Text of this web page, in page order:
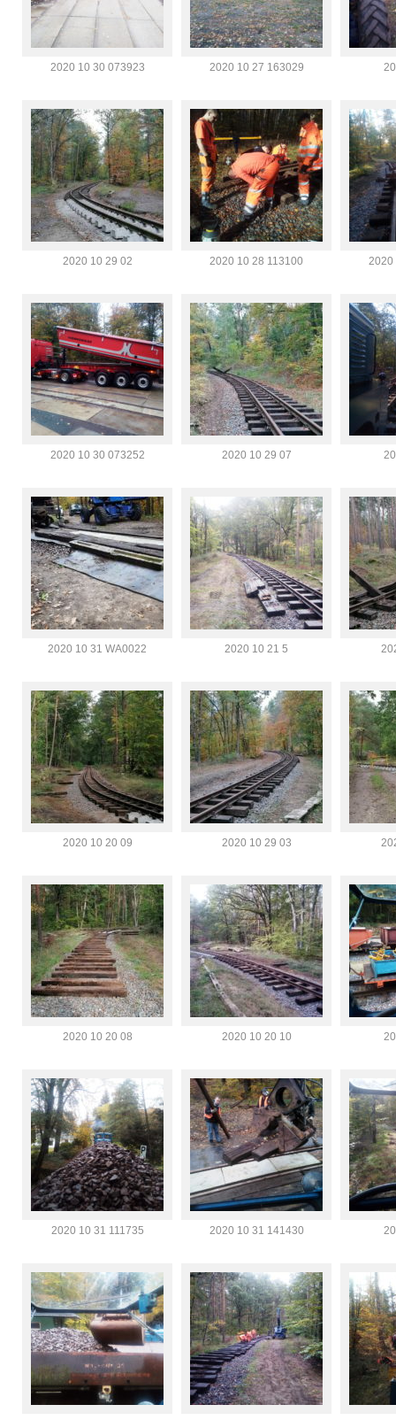
2020 10 30 073923 2020 10 27 163029
2020 10 29 02 2020 10 28 113100 2020
2020 10 30 073252 2020 10 29 07
2020 10 31 WA0022 2020 10 21 5
2020 10 20 09 2020 10 29 03
2020 10 20 08 2020 10 20 10
2020 10 31 111735 2020 10 31 141430